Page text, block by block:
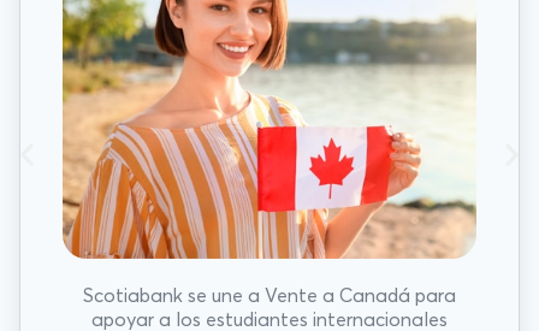
Scotiabank se une a Vente a Canadá para
apoyar a los estudiantes internacionales